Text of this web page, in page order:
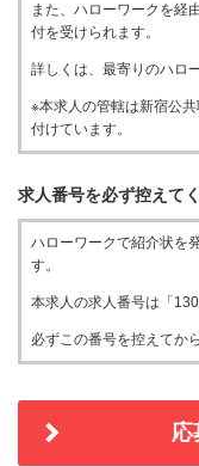
また、ハローワークを経
付を受けられます。
詳しくは、最寄りのハロ
※本求人の管轄は新宿公
付けています。
求人番号を必ず控えて
ハローワークで紹介状を
す。
本求人の求人番号は「
必ずこの番号を控えてか
応